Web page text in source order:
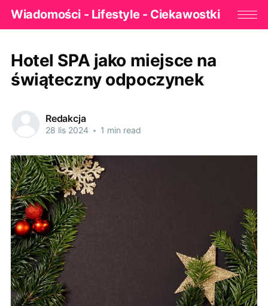
Wiadomości - Lifestyle - Ciekawostki
Hotel SPA jako miejsce na
świąteczny odpoczynek
Redakcja
28 lis 2024 • 1 min read